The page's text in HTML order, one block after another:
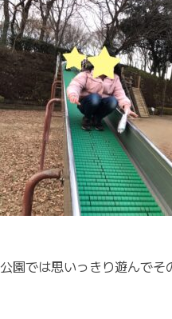
公園では思いっきり遊んでそ